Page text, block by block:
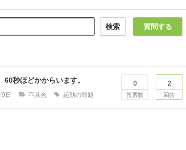
質問する
検索
0
投票数
2
回答
秒ほどかからいます。
日 不具合 起動の問題